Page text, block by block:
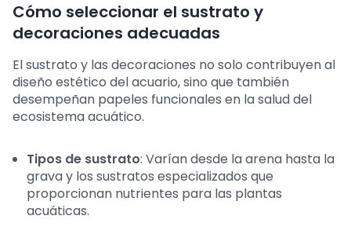
Cómo seleccionar el sustrato y
decoraciones adecuadas
El sustrato y las decoraciones no solo contribuyen al
diseño estético del acuario, sino que también
desempeñan papeles funcionales en la salud del
ecosistema acuático.
Tipos de sustrato: Varían desde la arena hasta la
grava y los sustratos especializados que
proporcionan nutrientes para las plantas
acuáticas.